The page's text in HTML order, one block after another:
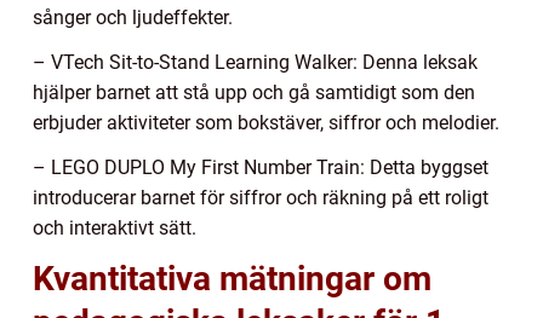
sånger och ljudeffekter.
– VTech Sit-to-Stand Learning Walker: Denna leksak
hjälper barnet att stå upp och gå samtidigt som den
erbjuder aktiviteter som bokstäver, siffror och melodier.
– LEGO DUPLO My First Number Train: Detta byggset
introducerar barnet för siffror och räkning på ett roligt
och interaktivt sätt.
Kvantitativa mätningar om